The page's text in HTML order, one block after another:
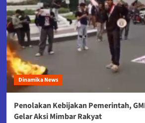
Dinamika News
Penolakan Kebijakan Pemerintah,
Gelar Aksi Mimbar Rakyat